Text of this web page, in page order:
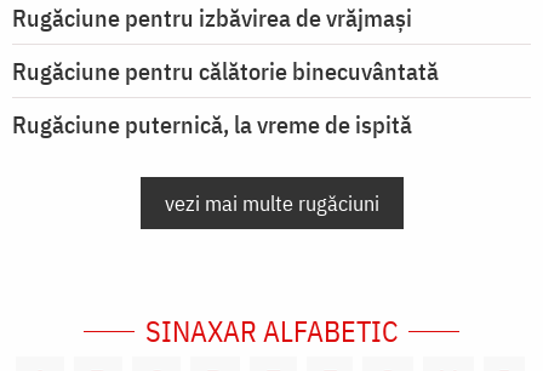
Rugăciune pentru izbăvirea de vrăjmași
Rugăciune pentru călătorie binecuvântată
Rugăciune puternică, la vreme de ispită
vezi mai multe rugăciuni
SINAXAR ALFABETIC